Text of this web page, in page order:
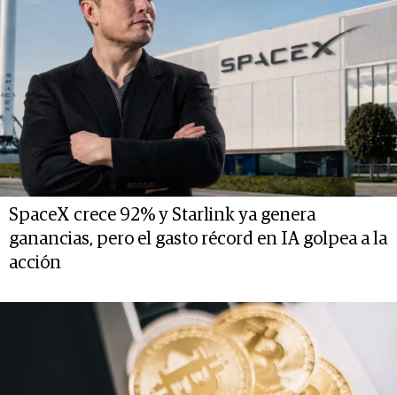
SpaceX crece 92% y Starlink ya genera
ganancias, pero el gasto récord en IA golpea a la
acción